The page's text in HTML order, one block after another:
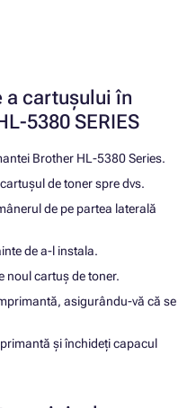
cartușului în
5380 SERIES
Brother HL-5380 Series.
de toner spre dvs.
de pe partea laterală
de a-l instala.
noul cartuș de toner.
asigurându-vă că se
și închideți capacul